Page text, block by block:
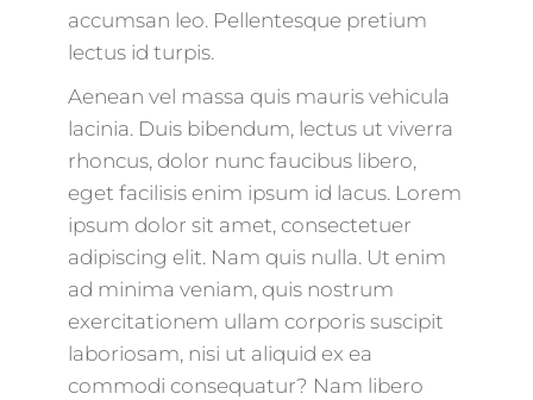
accumsan leo. Pellentesque pretium
lectus id turpis.
Aenean vel massa quis mauris vehicula
lacinia. Duis bibendum, lectus ut viverra
rhoncus, dolor nunc faucibus libero,
eget facilisis enim ipsum id lacus. Lorem
ipsum dolor sit amet, consectetuer
adipiscing elit. Nam quis nulla. Ut enim
ad minima veniam, quis nostrum
exercitationem ullam corporis suscipit
laboriosam, nisi ut aliquid ex ea
commodi consequatur? Nam libero